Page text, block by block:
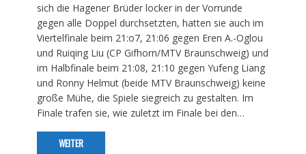
sich die Hagener Brüder locker in der Vorrunde
gegen alle Doppel durchsetzten, hatten sie auch im
Viertelfinale beim 21:o7, 21:06 gegen Eren A.-Oglou
und Ruiqing Liu (CP Gifhorn/MTV Braunschweig) und
im Halbfinale beim 21:08, 21:10 gegen Yufeng Liang
und Ronny Helmut (beide MTV Braunschweig) keine
große Mühe, die Spiele siegreich zu gestalten. Im
Finale trafen sie, wie zuletzt im Finale bei den…
WEITER